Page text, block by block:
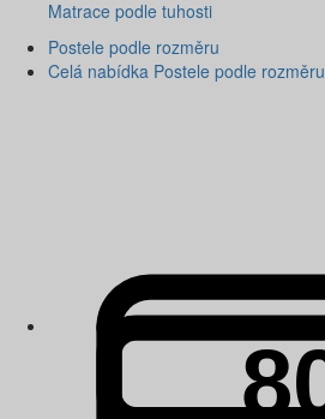
Matrace podle tuhosti
Postele podle rozměru
Celá nabídka Postele podle rozměru